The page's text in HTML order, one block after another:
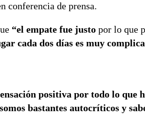
conferencia de prensa.
“el empate fue justo por lo que
cada dos días es muy
positiva por todo lo que
somos bastantes autocríticos y